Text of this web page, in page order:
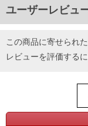
ユーザーレビュ
この商品に寄せられ
レビューを評価する